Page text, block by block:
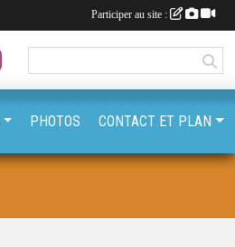
PHOTOS CONTACT ET PLAN
Participer au site :